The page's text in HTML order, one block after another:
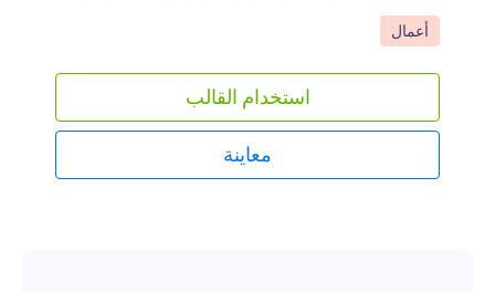
عائلية كبيرة، ستحتاج إلى خطة رحلة لتنظيم جدولك. ما عليك
سوى إرفاق النموذج الخاص بك إلى قالب سير الرحلة لتحويل
يمكنك بعد ذلك تنزيلها مباشرةً على هاتفك أو طباعتها لتأخذها
معك في مغامراتك.نعلم أنك متحمس جدًا لرحلتك. أخبار
جيدة — يمكن أن يكون قالب خطة الرحلة الخاصة بك مميزًا
أيضًا! قم بتخصيص الألوان والخطوط أو الصور بلمسة زر
واحدة. لماذا لا تضيف صورة جميلة لك ولرفاق السفر؟ يتيح
انتقل إلى الفئة:
أعمال
استخدام القالب
معاينة